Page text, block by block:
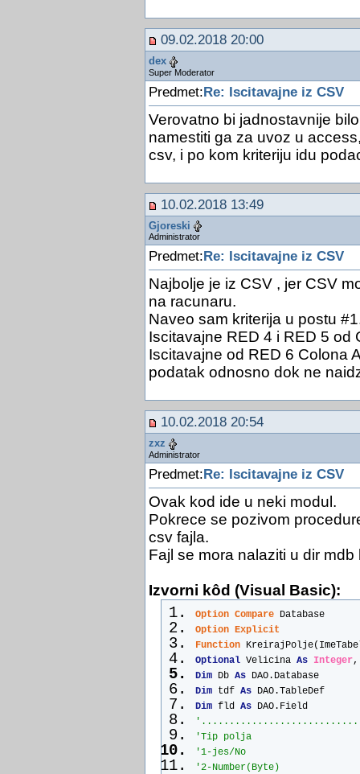
09.02.2018 20:00
dex
Super Moderator
Predmet:Re: Iscitavajne iz CSV
Verovatno bi jadnostavnije
namestiti ga za uvoz u
csv, i po kom kriteriju idu
10.02.2018 13:49
Gjoreski
Administrator
Predmet: Re: Iscitavajne iz CSV
Najbolje je iz CSV , jer CSV
na racunaru.
Naveo sam kriterija u postu
Iscitavajne RED 4 i RED 5 od
Iscitavajne od RED 6 Colona
podatak odnosno dok ne
10.02.2018 20:54
zxz
Administrator
Predmet:Re: Iscitavajne iz CSV
Ovak kod ide u neki modul.
Pokrece se pozivom
csv fajla.
Fajl se mora nalaziti u dir mdb
Izvorni kôd (Visual Basic):
Option Compare Database
Option Explicit
Function
Optional Velicina As Integer
Dim Db As DAO.Database
Dim tdf As DAO.TableDef
Dim fld As DAO.Field
'Tip polja
'1-jes/No
'2-Number(Byte)